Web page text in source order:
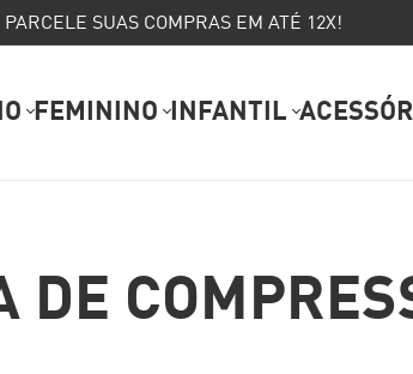
PARCELE SUAS COMPRAS EM ATÉ 12X!
FEMININO INFANTIL
DE